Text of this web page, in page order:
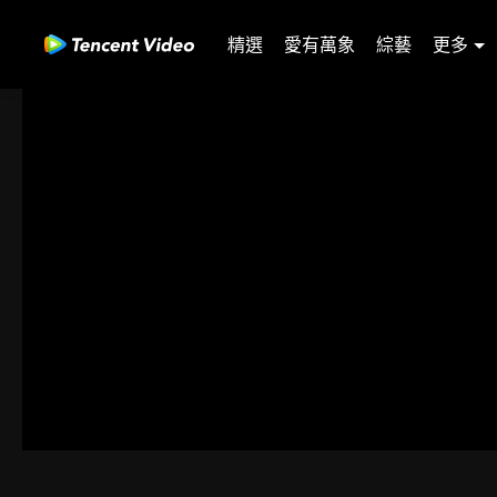
精選 愛有萬象 綜藝 更多